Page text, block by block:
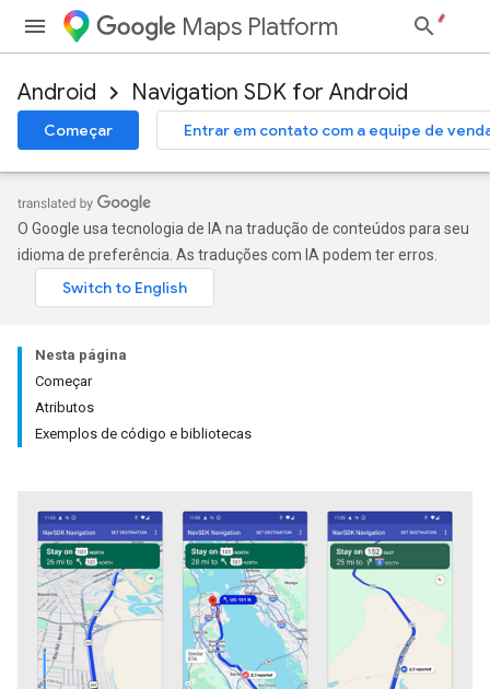
Maps Platform
Android Navigation SDK for Android
Começar Entrar em contato com a equipe de
O Google usa tecnologia de IA na tradução de conteúdos para seu
idioma de preferência. As traduções com IA podem ter erros.
Nesta página
Começar
Atributos
Exemplos de código e bibliotecas